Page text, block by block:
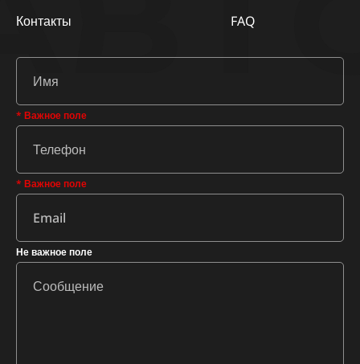
Контакты
FAQ
* Важное поле
* Важное поле
Не важное поле